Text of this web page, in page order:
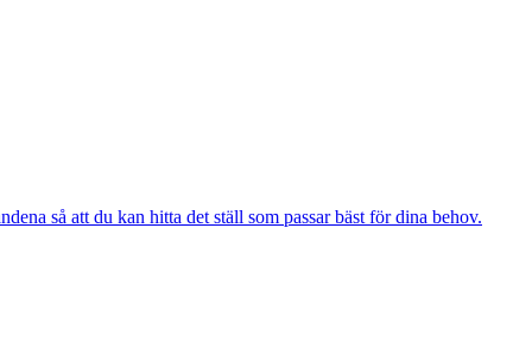
så att du kan hitta det ställ som passar bäst för dina behov.